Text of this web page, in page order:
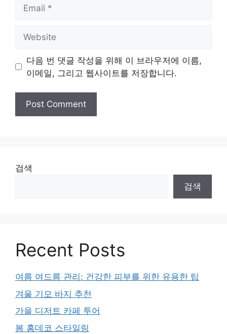
다음 번 댓글 작성을 위해 이 브라우저에 이름,
이메일, 그리고 웹사이트를 저장합니다.
검색
검색
Recent Posts
여름 여드름 관리: 건강한 피부를 위한 유용한 팁
겨울 기모 바지 추천
가을 디저트 카페 투어
봄 홈데코 스타일링